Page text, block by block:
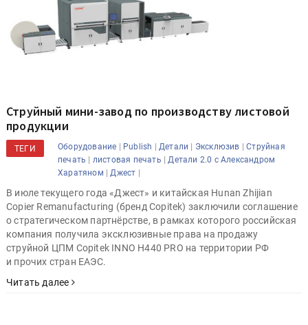
Струйный мини-завод по производству листовой
продукции
ТЕГИ Оборудование | Publish | Детали | Эксклюзив |Струйная
печать | листовая печать | Детали 2.0 с Александром
Харатяном | Джест |
В июле текущего года «Джест» и китайская Hunan Zhijian
Copier Remanufacturing (бренд Copitek) заключили соглашение
о стратегическом партнёрстве, в рамках которого российская
компания получила эксклюзивные права на продажу
струйной ЦПМ Copitek INNO H440 PRO на территории РФ
и прочих стран ЕАЭС.
Читать далее